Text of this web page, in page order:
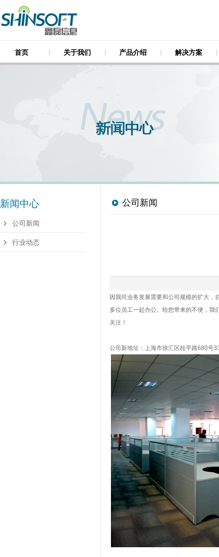
首页 关于我们 产品介绍 解决方案
新闻中心
公司新闻
行业动态
公司新闻
因我司业务发展需要和公司规模的扩大
多位员工一起办公。给您带来的不便，我
关注！
公司新地址：上海市徐汇区桂平路680号